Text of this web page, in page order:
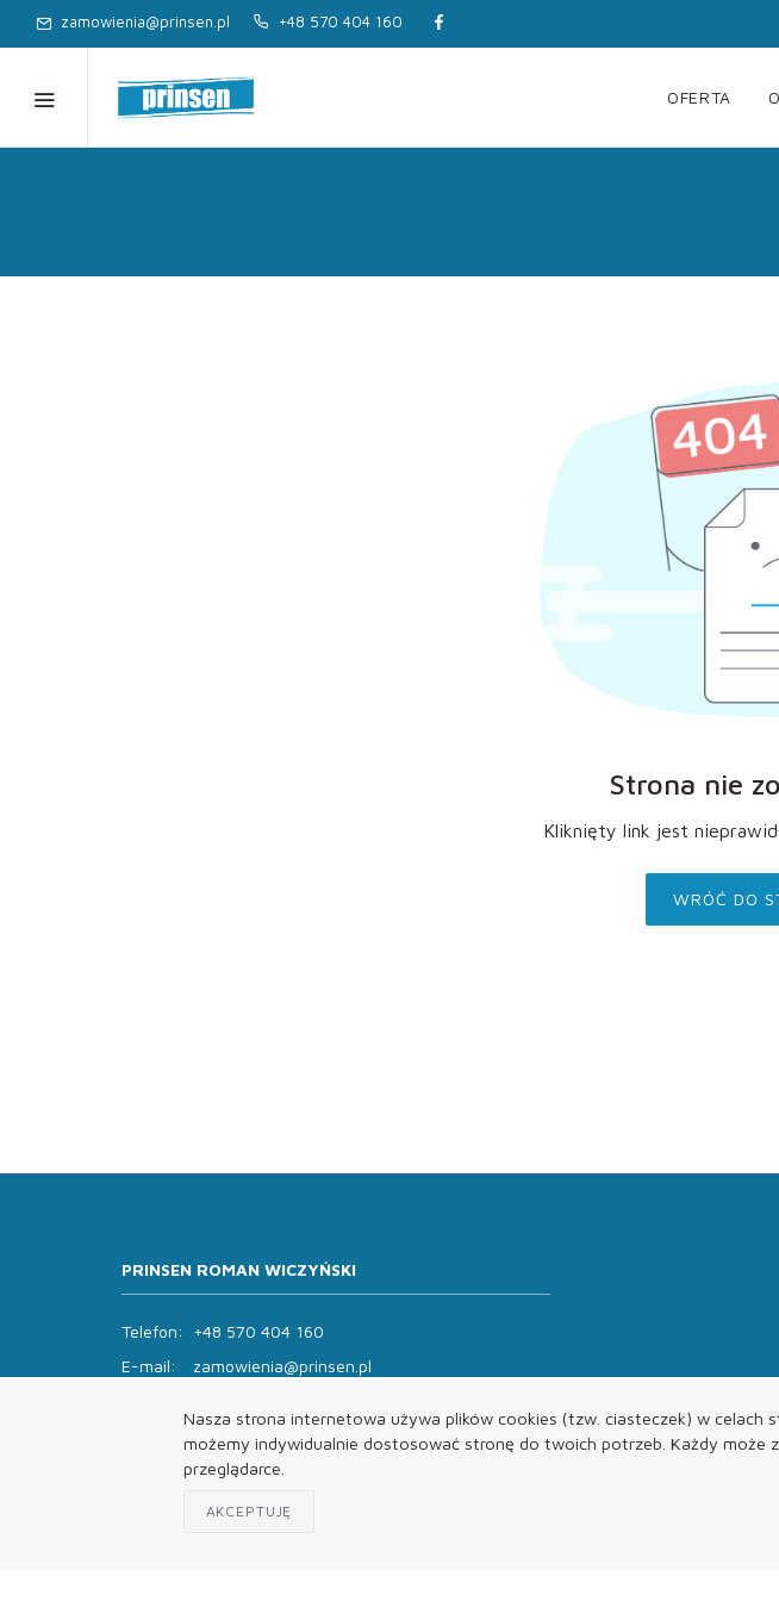
Nasza strona internetowa używa plików cookies (tzw. ciasteczek) w celach
możemy indywidualnie dostosować stronę do twoich potrzeb. Każdy może
przeglądarce.
AKCEPTUJĘ
zamowienia@prinsen.pl +48 570 404 160
OFERTA
Strona nie
Kliknięty link jest
WRÓĆ DO
PRINSEN ROMAN WICZYŃSKI
Telefon:
+48 570 404 160
E-mail:
zamowienia@prinsen.pl
Pon - Pt: 8:00 - 14:00 Sob: zamknięte